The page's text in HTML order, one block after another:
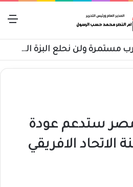
جبريل ابراهيم: الحرب مستمرة ولن نحلع البزة العسكرية حتى استعادة كامل البلاد
مصر ستدعم عودة
الاتحاد الافريقي